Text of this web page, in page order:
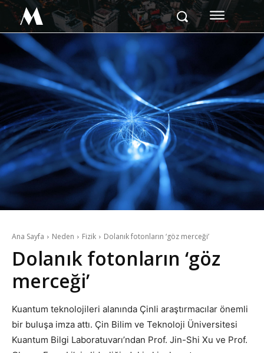
M
Ana Sayfa Neden Fizik Dolanık fotonların ‘göz merceği’
Dolanık fotonların ‘göz
merceği’
Kuantum teknolojileri alanında Çinli araştırmacılar önemli
bir buluşa imza attı. Çin Bilim ve Teknoloji Üniversitesi
Kuantum Bilgi Laboratuvarı’ndan Prof. Jin-Shi Xu ve Prof.